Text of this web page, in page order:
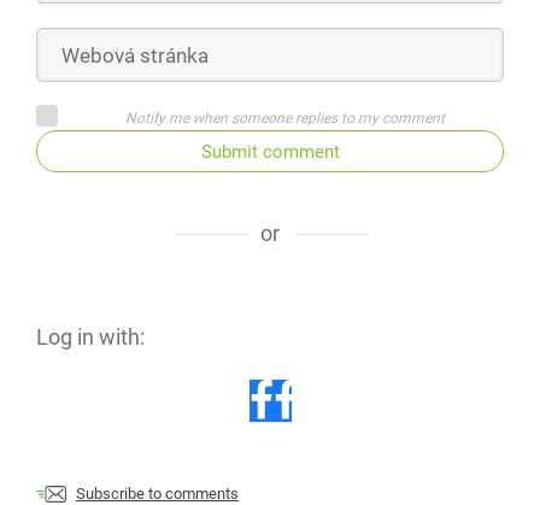
Notify me when someone replies to my comment
Submit comment
or
Log in with:
Subscribe to comments